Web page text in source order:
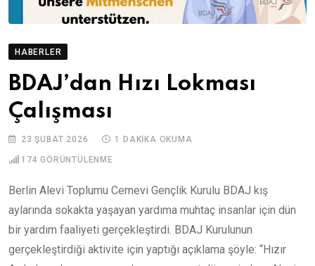
HABERLER
BDAJ’dan Hızı Lokması
Çalışması
23 ŞUBAT 2026 1 DAKIKA OKUMA
174 GÖRÜNTÜLENME
Berlin Alevi Toplumu Cemevi Gençlik Kurulu BDAJ kış
aylarında sokakta yaşayan yardıma muhtaç insanlar için dün
bir yardım faaliyeti gerçekleştirdi. BDAJ Kurulunun
gerçekleştirdiği aktivite için yaptığı açıklama şöyle: “Hızır